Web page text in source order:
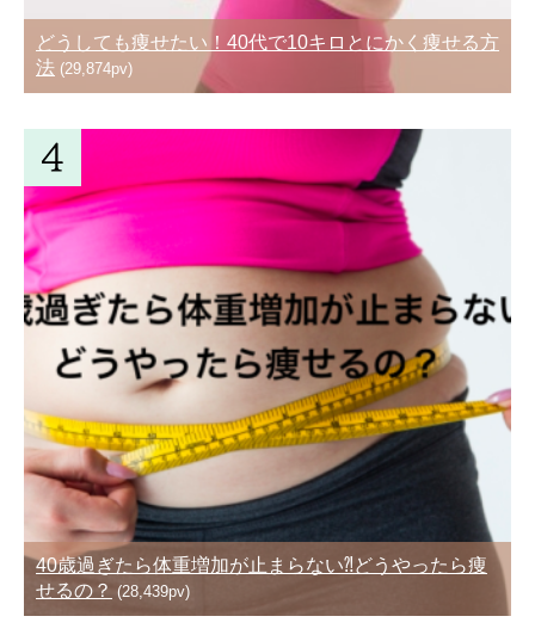
どうしても痩せたい！40代で10キロとにかく痩せる方
法 (29,874pv)
40歳過ぎたら体重増加が止まらない⁈どうやったら痩
せるの？ (28,439pv)